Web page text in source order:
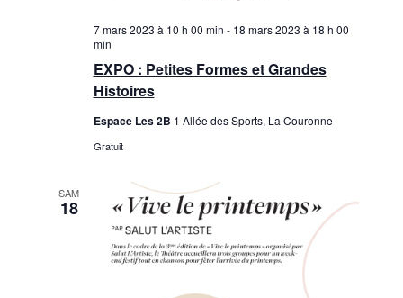
EXPO : Petites Formes et Grandes
Histoires
7 mars 2023 à 10 h 00 min - 18 mars 2023 à 18 h 00
min
Espace Les 2B 1 Allée des Sports, La Couronne
Gratuit
SAM
18